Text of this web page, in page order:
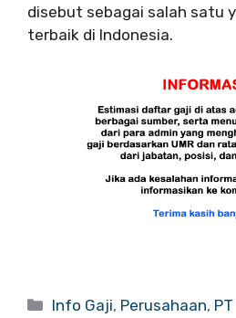
disebut sebagai salah satu
terbaik di Indonesia.
Categories
Info Gaji, Perusahaan,